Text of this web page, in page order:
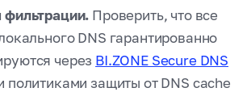
фильтрации. Проверить, что все
DNS гарантированно
через BI.ZONE Secure DNS
политиками защиты от DNS cache